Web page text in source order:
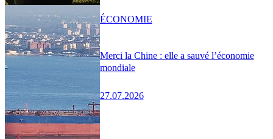
Merci la Chine : elle a sauvé l’économie
mondiale
27.07.2026
ÉCONOMIE